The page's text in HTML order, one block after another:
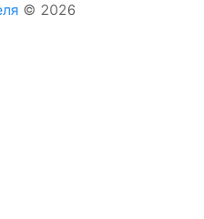
© 2026